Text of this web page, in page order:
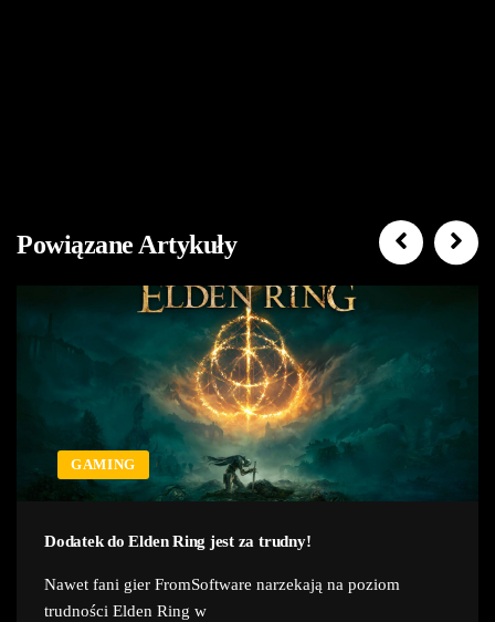
Powiązane Artykuły
GAMING
Dodatek do Elden Ring jest za trudny!
Nawet fani gier FromSoftware narzekają na poziom
trudności Elden Ring w